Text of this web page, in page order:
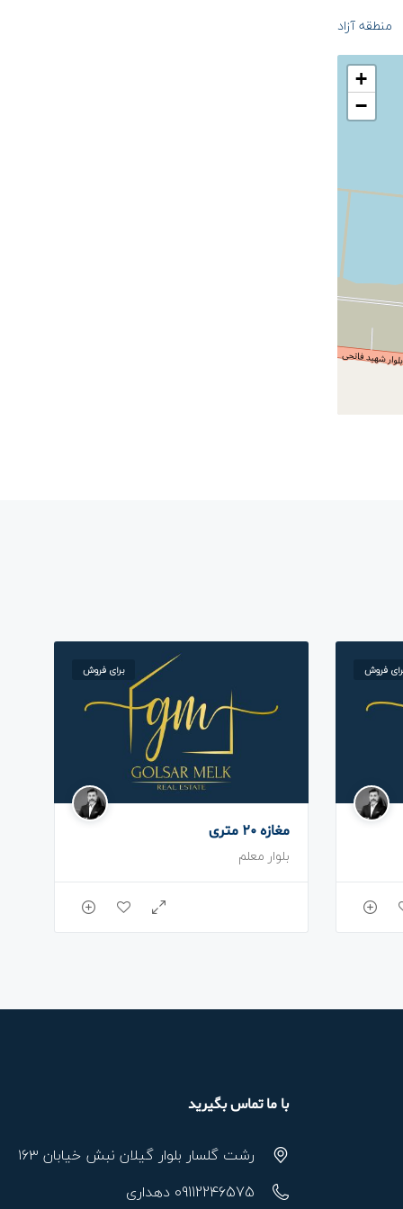
منطقه آزاد
+
−
فروش برای فروش
مغازه 20 متری
بلوار معلم
با ما تماس بگیرید
رشت گلسار بلوار گیلان نبش خیابان ۱۶۳
09112246575 دهداری